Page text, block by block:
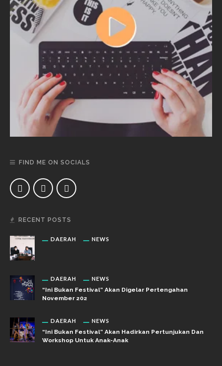
FIND ME ON SOCIALS
RECENT POSTS
DAERAH NEWS
DAERAH NEWS
“Ini Bukan Festival” Akan Digelar Pertengahan
November 202
DAERAH NEWS
“Ini Bukan Festival” Akan Hadirkan Pertunjukan Dan
Workshop Untuk Anak-Anak